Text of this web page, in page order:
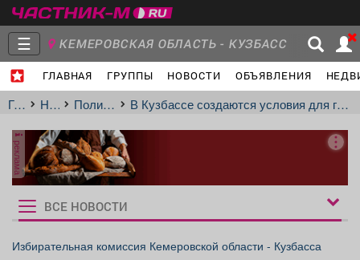
☰ КЕМЕРОВСКАЯ ОБЛАСТЬ - КУЗБАСС
ГЛАВНАЯ ГРУППЫ НОВОСТИ ОБЪЯВЛЕНИЯ
Главная
Группы
Объявления Недвижимость Услуги
ГлавнаяНовостиПолитика и власть В Кузбассе создаются условия для голосования людей с ограниченными возможностями здоровья
реклама
Рукбрики
новостей
ВСЕ НОВОСТИ
Избирательная комиссия Кемеровской области - Кузбасса